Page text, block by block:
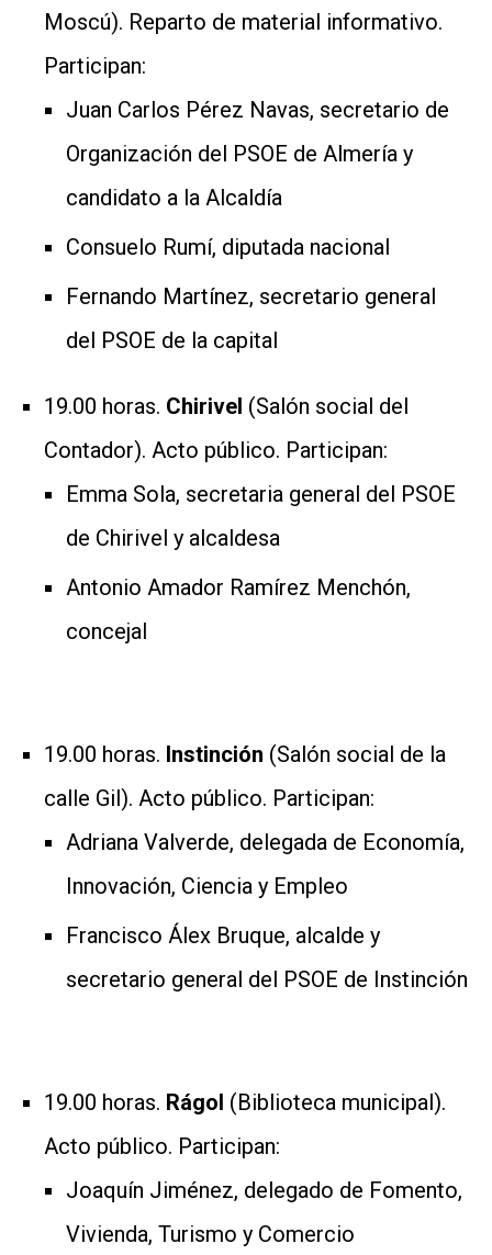
Moscú). Reparto de material informativo.
Participan:
Juan Carlos Pérez Navas, secretario de
Organización del PSOE de Almería y
candidato a la Alcaldía
Consuelo Rumí, diputada nacional
Fernando Martínez, secretario general
del PSOE de la capital
19.00 horas. Chirivel (Salón social del
Contador). Acto público. Participan:
Emma Sola, secretaria general del PSOE
de Chirivel y alcaldesa
Antonio Amador Ramírez Menchón,
concejal
19.00 horas. Instinción (Salón social de la
calle Gil). Acto público. Participan:
Adriana Valverde, delegada de Economía,
Innovación, Ciencia y Empleo
Francisco Álex Bruque, alcalde y
secretario general del PSOE de Instinción
19.00 horas. Rágol (Biblioteca municipal).
Acto público. Participan:
Joaquín Jiménez, delegado de Fomento,
Vivienda, Turismo y Comercio